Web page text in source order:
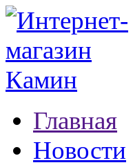
Главная
Новости